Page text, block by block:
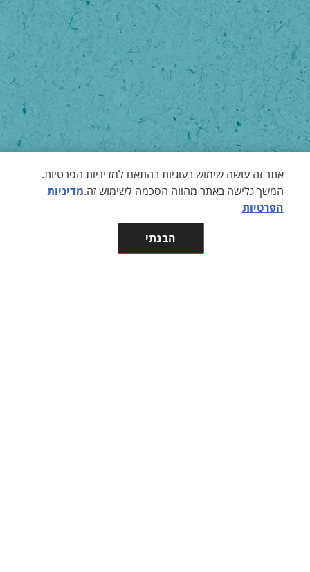
אתר זה עושה שימוש בעוגיות בהתאם למדיניות הפרטיות.
המשך גלישה באתר מהווה הסכמה לשימוש זה.מדיניות
הפרטיות
הבנתי